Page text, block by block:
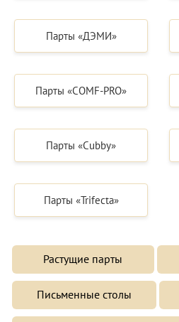
Парты «ДЭМИ»
Парты «COMF-PRO»
Парты «Cubby»
Парты «Trifecta»
Растущие парты
Письменные столы